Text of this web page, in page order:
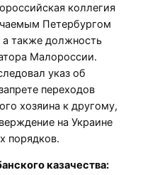
коллегия
Петербургом
а также должность
Малороссии.
указ об
переходов
хозяина к другому,
на Украине
порядков.
казачества: